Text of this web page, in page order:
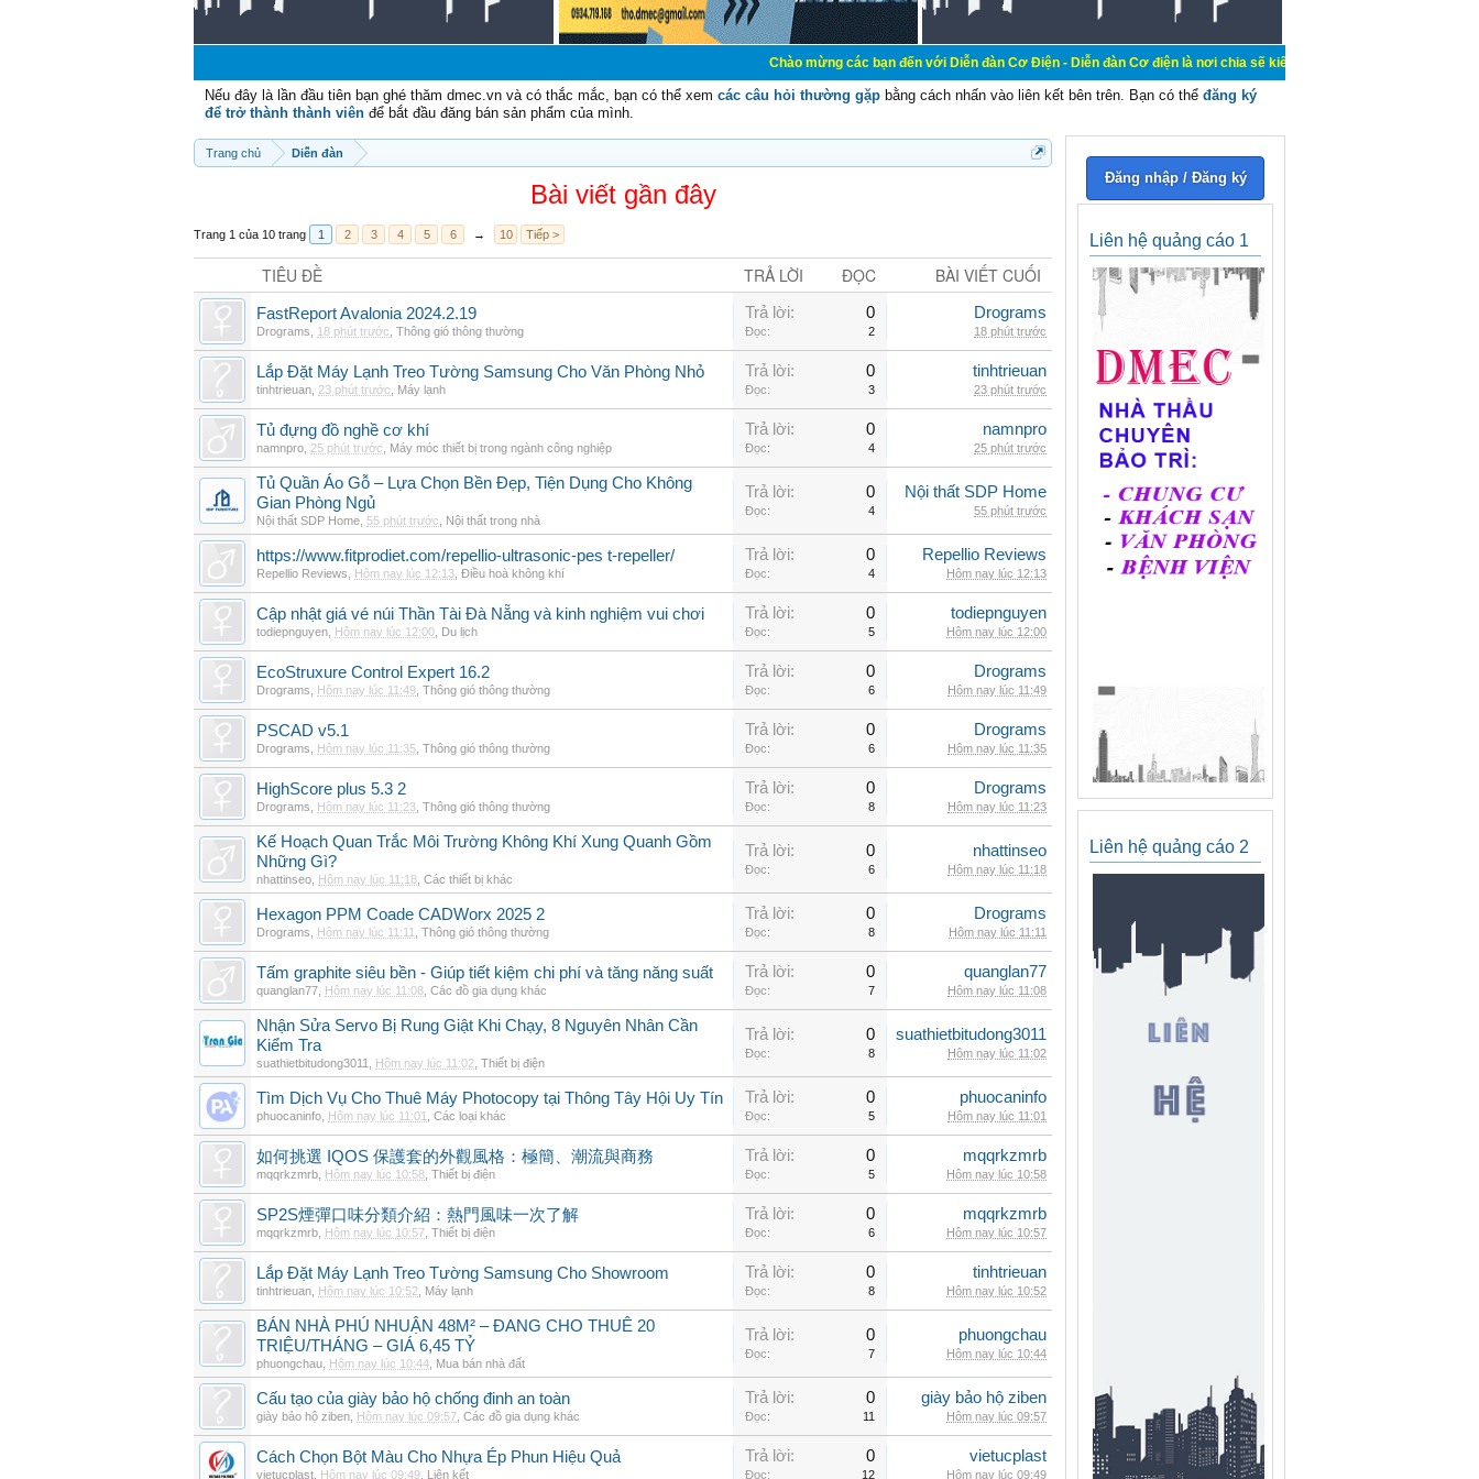
Chào mừng các bạn đến với Diễn đàn Cơ Điện - Diễn đàn Cơ điện là nơi chia sẽ kiến thức kinh nghiệm trong lãnh vực cơ
Nếu đây là lần đầu tiên bạn ghé thăm dmec.vn và có thắc mắc, bạn có thể xem các câu hỏi thường gặp bằng cách nhấn vào liên kết bên trên. Bạn có thể đăng ký
để trở thành thành viên để bắt đầu đăng bán sản phẩm của mình.
Trang chủ Diễn đàn
Bài viết gần đây
Trang 1 của 10 trang 1 2 3 4 5 6 → 10 Tiếp >
TIÊU ĐỀ TRẢ LỜI ĐỌC BÀI VIẾT CUỐI
FastReport Avalonia 2024.2.19
Drograms 18 phút trước Thông gió thông thường
Trả lời: 0
Đọc: 2
Drograms
18 phút trước
Lắp Đặt Máy Lạnh Treo Tường Samsung Cho Văn Phòng Nhỏ
tinhtrieuan 23 phút trước Máy lạnh
Trả lời: 0
Đọc: 3
tinhtrieuan
23 phút trước
Tủ đựng đồ nghề cơ khí
namnpro 25 phút trước Máy móc thiết bị trong ngành công nghiệp
Trả lời: 0
Đọc: 4
namnpro
25 phút trước
Tủ Quần Áo Gỗ – Lựa Chọn Bền Đẹp, Tiện Dụng Cho Không
Gian Phòng Ngủ
Nội thất SDP Home 55 phút trước Nội thất trong nhà
Trả lời: 0
Đọc: 4
Nội thất SDP Home
55 phút trước
https://www.fitprodiet.com/repellio-ultrasonic-pes t-repeller/
Repellio Reviews Hôm nay lúc 12:13 Điều hoà không khí
Trả lời: 0
Đọc: 4
Repellio Reviews
Hôm nay lúc 12:13
Cập nhật giá vé núi Thần Tài Đà Nẵng và kinh nghiệm vui chơi
todiepnguyen Hôm nay lúc 12:00 Du lịch
Trả lời: 0
Đọc: 5
todiepnguyen
Hôm nay lúc 12:00
EcoStruxure Control Expert 16.2
Drograms Hôm nay lúc 11:49 Thông gió thông thường
Trả lời: 0
Đọc: 6
Drograms
Hôm nay lúc 11:49
PSCAD v5.1
Drograms Hôm nay lúc 11:35 Thông gió thông thường
Trả lời: 0
Đọc: 6
Drograms
Hôm nay lúc 11:35
HighScore plus 5.3 2
Drograms Hôm nay lúc 11:23 Thông gió thông thường
Trả lời: 0
Đọc: 8
Drograms
Hôm nay lúc 11:23
Kế Hoạch Quan Trắc Môi Trường Không Khí Xung Quanh Gồm
Những Gì?
nhattinseo Hôm nay lúc 11:18 Các thiết bị khác
Trả lời: 0
Đọc: 6
nhattinseo
Hôm nay lúc 11:18
Hexagon PPM Coade CADWorx 2025 2
Drograms Hôm nay lúc 11:11 Thông gió thông thường
Trả lời: 0
Đọc: 8
Drograms
Hôm nay lúc 11:11
Tấm graphite siêu bền - Giúp tiết kiệm chi phí và tăng năng suất
quanglan77 Hôm nay lúc 11:08 Các đồ gia dụng khác
Trả lời: 0
Đọc: 7
quanglan77
Hôm nay lúc 11:08
Nhận Sửa Servo Bị Rung Giật Khi Chạy, 8 Nguyên Nhân Cần
Kiểm Tra
suathietbitudong3011 Hôm nay lúc 11:02 Thiết bị điện
Trả lời: 0
Đọc: 8
suathietbitudong3011
Hôm nay lúc 11:02
Tìm Dịch Vụ Cho Thuê Máy Photocopy tại Thông Tây Hội Uy Tín
phuocaninfo Hôm nay lúc 11:01 Các loại khác
Trả lời: 0
Đọc: 5
phuocaninfo
Hôm nay lúc 11:01
如何挑選 IQOS 保護套的外觀風格：極簡、潮流與商務
mqqrkzmrb Hôm nay lúc 10:58 Thiết bị điện
Trả lời: 0
Đọc: 5
mqqrkzmrb
Hôm nay lúc 10:58
SP2S煙彈口味分類介紹：熱門風味一次了解
mqqrkzmrb Hôm nay lúc 10:57 Thiết bị điện
Trả lời: 0
Đọc: 6
mqqrkzmrb
Hôm nay lúc 10:57
Lắp Đặt Máy Lạnh Treo Tường Samsung Cho Showroom
tinhtrieuan Hôm nay lúc 10:52 Máy lạnh
Trả lời: 0
Đọc: 8
tinhtrieuan
Hôm nay lúc 10:52
BÁN NHÀ PHÚ NHUẬN 48M² – ĐANG CHO THUÊ 20
TRIỆU/THÁNG – GIÁ 6,45 TỶ
phuongchau Hôm nay lúc 10:44 Mua bán nhà đất
Trả lời: 0
Đọc: 7
phuongchau
Hôm nay lúc 10:44
Cấu tạo của giày bảo hộ chống đinh an toàn
giày bảo hộ ziben Hôm nay lúc 09:57 Các đồ gia dụng khác
Trả lời: 0
Đọc: 11
giày bảo hộ ziben
Hôm nay lúc 09:57
Cách Chọn Bột Màu Cho Nhựa Ép Phun Hiệu Quả
vietucplast Hôm nay lúc 09:49 Liên kết
Trả lời: 0
Đọc: 12
vietucplast
Hôm nay lúc 09:49
Đăng nhập / Đăng ký
Liên hệ quảng cáo 1
Liên hệ quảng cáo 2